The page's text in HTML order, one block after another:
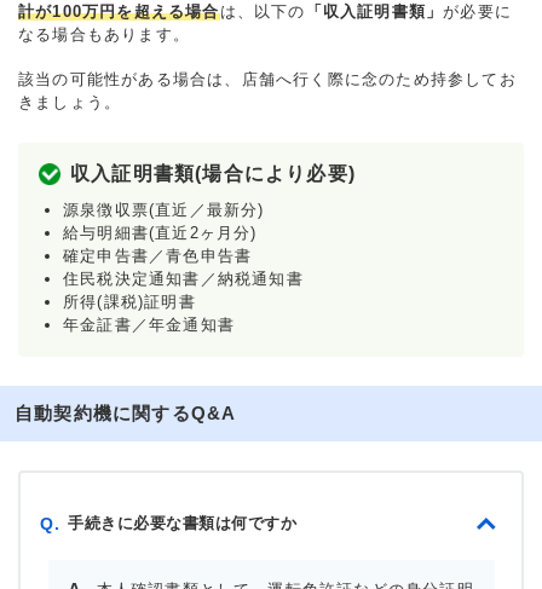
計が100万円を超える場合は、以下の 「収入証明書類」が必要に
なる場合もあります。
該当の可能性がある場合は、店舗へ行く際に念のため持参してお
きましょう。
収入証明書類(場合により必要)
源泉徴収票(直近／最新分)
給与明細書(直近2ヶ月分)
確定申告書／青色申告書
住民税決定通知書／納税通知書
所得(課税)証明書
年金証書／年金通知書
自動契約機に関するQ&A
Q. 手続きに必要な書類は何ですか